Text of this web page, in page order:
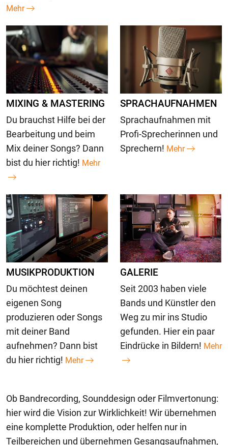
Mehr
MIXING & MASTERING
Du brauchst Hilfe bei der
Bearbeitung und beim
Mix deiner Songs? Dann
bist du hier richtig! Mehr
SPRACHAUFNAHMEN
Sprachaufnahmen mit
Profi-Sprecherinnen und
Sprechern! Mehr
MUSIKPRODUKTION
Du möchtest deinen
eigenen Song
produzieren oder Songs
mit deiner Band
aufnehmen? Dann bist
du hier richtig! Mehr
GALERIE
Seit 2003 haben viele
Bands und Künstler den
Weg zu mir ins Studio
gefunden. Hier ein paar
Eindrücke in Bildern! Mehr
Ob Bandrecording, Sounddesign oder Filmvertonung:
hier wird die Vision zur Wirklichkeit! Wir übernehmen
eine komplette Produktion, oder helfen nur in
Teilbereichen und übernehmen Gesangsaufnahmen,